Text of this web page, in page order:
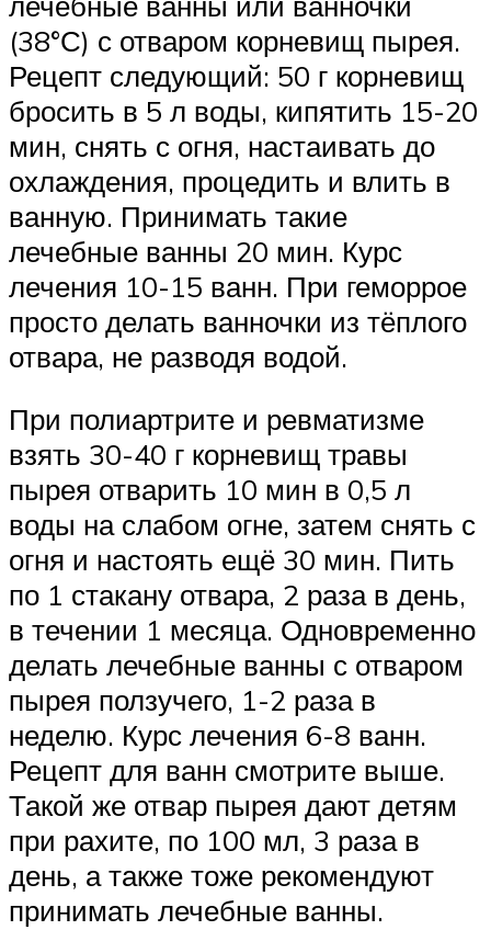
(38°С) с отваром корневищ пырея.
Рецепт следующий: 50 г корневищ
бросить в 5 л воды, кипятить 15-20
мин, снять с огня, настаивать до
охлаждения, процедить и влить в
ванную. Принимать такие
лечебные ванны 20 мин. Курс
лечения 10-15 ванн. При геморрое
просто делать ванночки из тёплого
отвара, не разводя водой.
При полиартрите и ревматизме
взять 30-40 г корневищ травы
пырея отварить 10 мин в 0,5 л
воды на слабом огне, затем снять с
огня и настоять ещё 30 мин. Пить
по 1 стакану отвара, 2 раза в день,
в течении 1 месяца. Одновременно
делать лечебные ванны с отваром
пырея ползучего, 1-2 раза в
неделю. Курс лечения 6-8 ванн.
Рецепт для ванн смотрите выше.
Такой же отвар пырея дают детям
при рахите, по 100 мл, 3 раза в
день, а также тоже рекомендуют
принимать лечебные ванны.